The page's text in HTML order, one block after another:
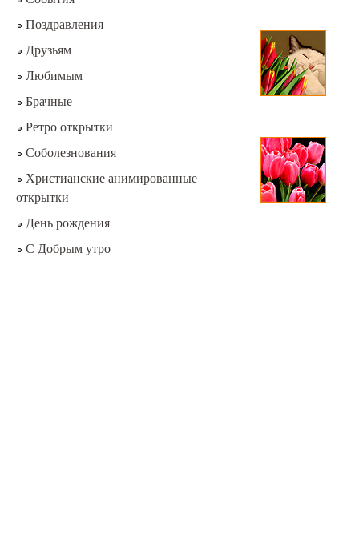
Поздравления
Друзьям
Любимым
Брачные
Ретро открытки
Соболезнования
Христианские анимированные
открытки
День рождения
С Добрым утро